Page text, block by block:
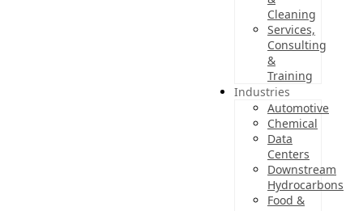
Cleaning
Services,
Consulting
&
Training
Industries
Automotive
Chemical
Data
Centers
Downstream
Hydrocarbons
Food &